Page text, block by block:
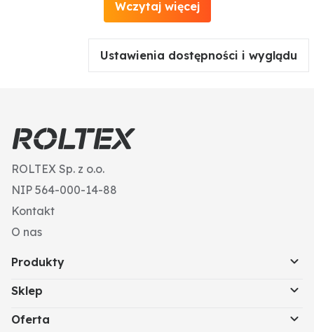
Wczytaj więcej
Ustawienia dostępności i wyglądu
ROLTEX Sp. z o.o.
NIP 564-000-14-88
Kontakt
O nas
Produkty
Sklep
Oferta